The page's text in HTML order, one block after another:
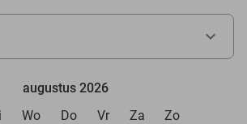
augustus 2026
Wo Do Vr Za Zo